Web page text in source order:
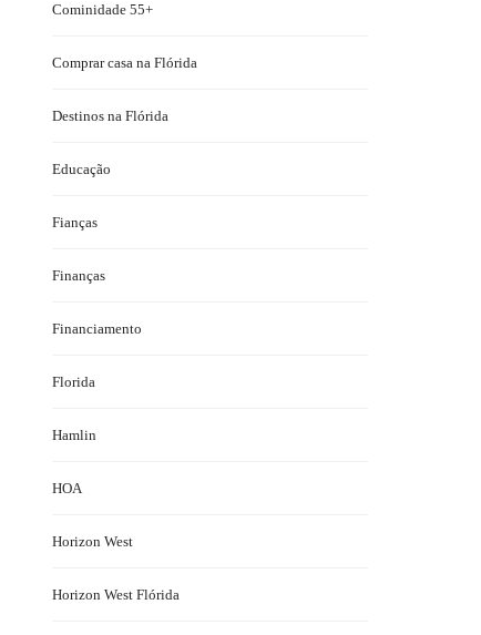
Cominidade 55+
Comprar casa na Flórida
Destinos na Flórida
Educação
Fianças
Finanças
Financiamento
Florida
Hamlin
HOA
Horizon West
Horizon West Flórida